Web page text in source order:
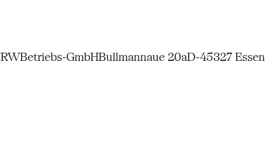
Betriebs-GmbHBullmannaue 20aD-45327 Essen